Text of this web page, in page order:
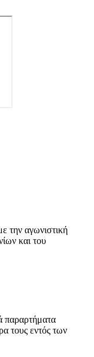
αγωνιστική
και του
παραρτήματα
τους εντός των